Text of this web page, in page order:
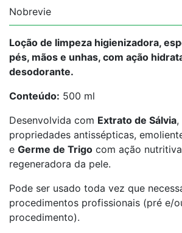
Nobrevie
Loção de limpeza higienizadora,
pés, mãos e unhas, com ação
desodorante.
Conteúdo: 500 ml
Desenvolvida com Extrato de Sálvia,
propriedades antissépticas,
e Germe de Trigo com ação
regeneradora da pele.
Pode ser usado toda vez que
procedimentos profissionais (pré e/
procedimento).